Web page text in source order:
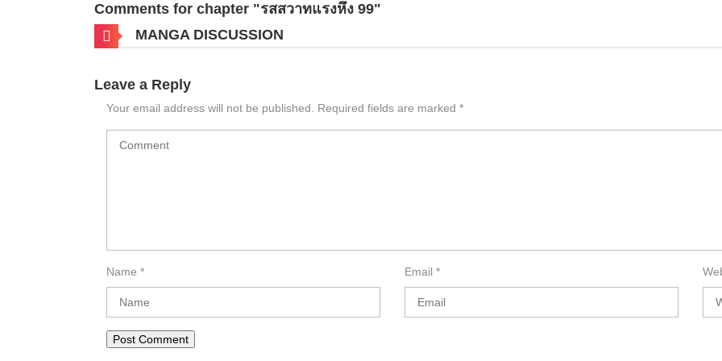
Comments for chapter "รสสวาทแรงหึง 99"
MANGA DISCUSSION
Leave a Reply
Your email address will not be published. Required fields are marked *
Name * Email *